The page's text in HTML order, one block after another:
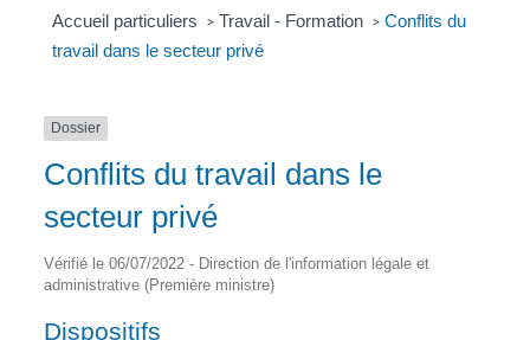
Accueil particuliers > Travail - Formation > Conflits du
travail dans le secteur privé
Dossier
Conflits du travail dans le
secteur privé
Vérifié le 06/07/2022 - Direction de l'information légale et
administrative (Première ministre)
Dispositifs